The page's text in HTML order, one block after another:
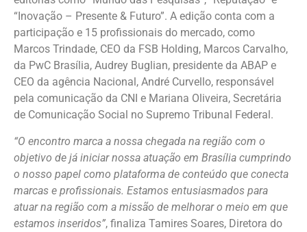
“Inovação – Presente & Futuro”. A edição conta com a
participação e 15 profissionais do mercado, como
Marcos Trindade, CEO da FSB Holding, Marcos Carvalho,
da PwC Brasília, Audrey Buglian, presidente da ABAP e
CEO da agência Nacional, André Curvello, responsável
pela comunicação da CNI e Mariana Oliveira, Secretária
de Comunicação Social no Supremo Tribunal Federal.
“O encontro marca a nossa chegada na região com o
objetivo de já iniciar nossa atuação em Brasília cumprindo
o nosso papel como plataforma de conteúdo que conecta
marcas e profissionais. Estamos entusiasmados para
atuar na região com a missão de melhorar o meio em que
estamos inseridos”, finaliza Tamires Soares, Diretora do